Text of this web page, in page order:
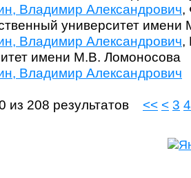
Владимир Александрович,
университет
Владимир Александрович,
имени М.В. Ломоносова
Владимир Александрович
из 208 результатов << < 3 4